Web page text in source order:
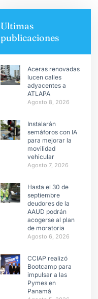
Ultimas
publicaciones
Aceras renovadas
lucen calles
adyacentes a
ATLAPA
Agosto 8, 2026
Instalarán
semáforos con IA
para mejorar la
movilidad
vehicular
Agosto 7, 2026
Hasta el 30 de
septiembre
deudores de la
AAUD podrán
acogerse al plan
de moratoria
Agosto 6, 2026
CCIAP realizó
Bootcamp para
impulsar a las
Pymes en
Panamá